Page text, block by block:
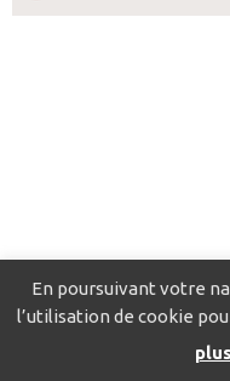
Catalogue pour localiser
Politique de
En poursuivant votre
l’utilisation de cookie
plus